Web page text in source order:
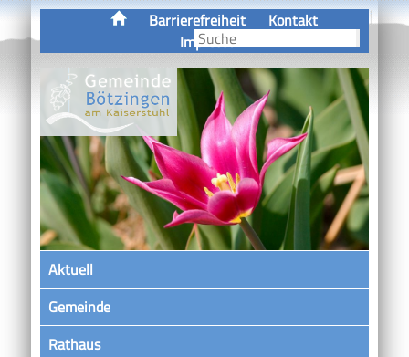
Barrierefreiheit
Kontakt
Impressum
Aktuell
Gemeinde
Rathaus